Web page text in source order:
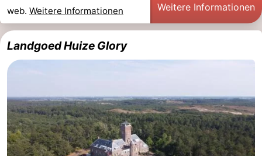
web. Weitere Informationen Weitere Informationen
Landgoed Huize Glory